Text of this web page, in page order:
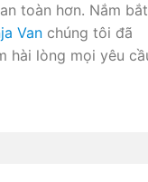
toàn hơn. Nắm bắt
Van chúng tôi đã
hài lòng mọi yêu